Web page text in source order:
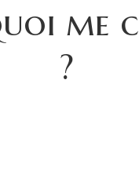
me
?